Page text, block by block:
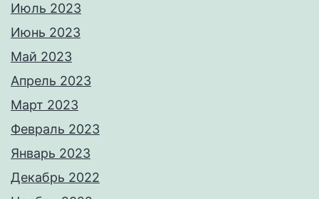
Июль 2023
Июнь 2023
Май 2023
Апрель 2023
Март 2023
Февраль 2023
Январь 2023
Декабрь 2022